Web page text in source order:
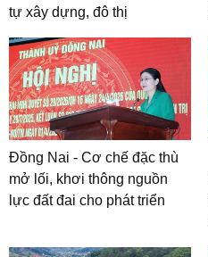
tự xây dựng, đô thị
Đồng Nai - Cơ chế đặc thù
mở lối, khơi thông nguồn
lực đất đai cho phát triển